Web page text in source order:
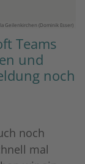
Geilenkirchen (Dominik Esser)
Teams
und
noch
noch
mal